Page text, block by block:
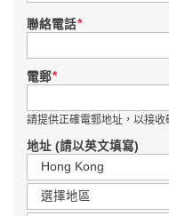
聯絡電話*
電郵*
請提供正確電郵地址，以接
地址 (請以英文填寫)
國家 / 地區